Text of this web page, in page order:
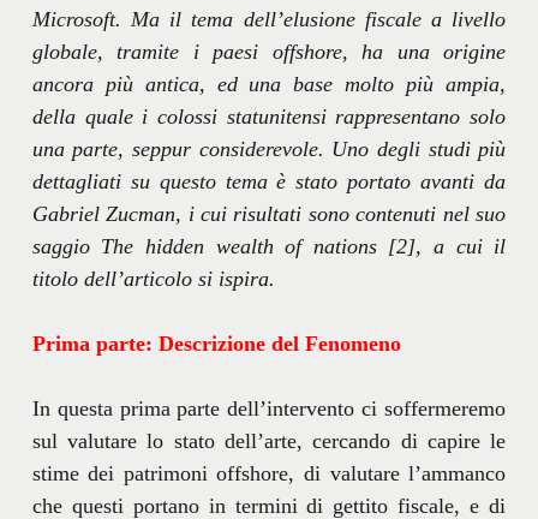
Microsoft. Ma il tema dell’elusione fiscale a livello
globale, tramite i paesi offshore, ha una origine
ancora più antica, ed una base molto più ampia,
della quale i colossi statunitensi rappresentano solo
una parte, seppur considerevole. Uno degli studi più
dettagliati su questo tema è stato portato avanti da
Gabriel Zucman, i cui risultati sono contenuti nel suo
saggio The hidden wealth of nations [2], a cui il
titolo dell’articolo si ispira.
Prima parte: Descrizione del Fenomeno
In questa prima parte dell’intervento ci soffermeremo
sul valutare lo stato dell’arte, cercando di capire le
stime dei patrimoni offshore, di valutare l’ammanco
che questi portano in termini di gettito fiscale, e di